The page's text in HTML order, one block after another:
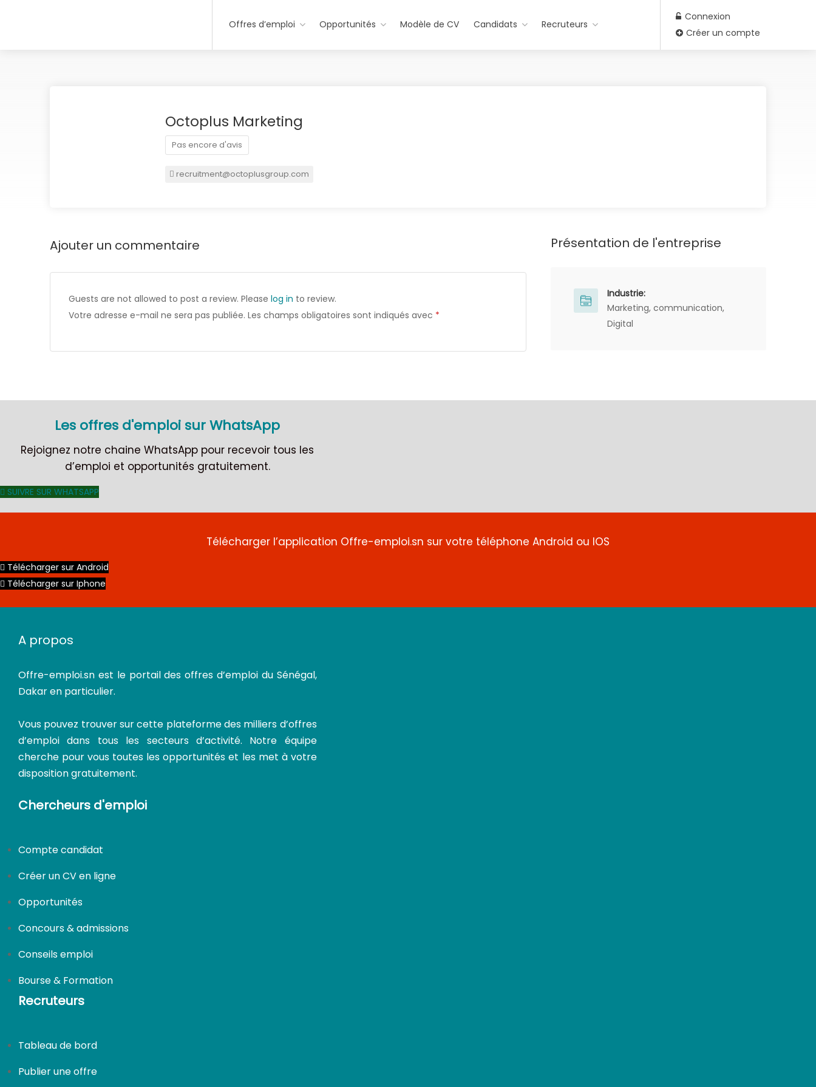
Offres d’emploi Opportunités Modèle de CV Candidats Recruteurs
Connexion
Créer un compte
Octoplus Marketing
Pas encore d'avis
recruitment@octoplusgroup.com
Ajouter un commentaire
Guests are not allowed to post a review. Please log in to review.
Votre adresse e-mail ne sera pas publiée. Les champs obligatoires sont indiqués avec *
Présentation de l'entreprise
Industrie:
Marketing, communication,
Digital
Les offres d'emploi sur WhatsApp
Rejoignez notre chaine WhatsApp pour recevoir tous les
d’emploi et opportunités gratuitement.
SUIVRE SUR WHATSAPP
Télécharger l’application Offre-emploi.sn sur votre téléphone Android ou IOS
Télécharger sur Android
Télécharger sur Iphone
A propos
Offre-emploi.sn est le portail des offres d’emploi du Sénégal,
Dakar en particulier.
Vous pouvez trouver sur cette plateforme des milliers d’offres
d’emploi dans tous les secteurs d’activité. Notre équipe
cherche pour vous toutes les opportunités et les met à votre
disposition gratuitement.
Chercheurs d'emploi
Compte candidat
Créer un CV en ligne
Opportunités
Concours & admissions
Conseils emploi
Bourse & Formation
Recruteurs
Tableau de bord
Publier une offre